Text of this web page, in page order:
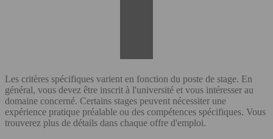
Les critères spécifiques varient en fonction du poste de stage. En
général, vous devez être inscrit à l'université et vous intéresser au
domaine concerné. Certains stages peuvent nécessiter une
expérience pratique préalable ou des compétences spécifiques. Vous
trouverez plus de détails dans chaque offre d'emploi.